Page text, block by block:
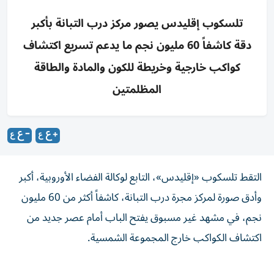
تلسكوب إقليدس يصور مركز درب التبانة بأكبر
دقة كاشفاً 60 مليون نجم ما يدعم تسريع اكتشاف
كواكب خارجية وخريطة للكون والمادة والطاقة
المظلمتين
التقط تلسكوب «إقليدس»، التابع لوكالة الفضاء الأوروبية، أكبر
وأدق صورة لمركز مجرة درب التبانة، كاشفاً أكثر من 60 مليون
نجم، في مشهد غير مسبوق يفتح الباب أمام عصر جديد من
اكتشاف الكواكب خارج المجموعة الشمسية.